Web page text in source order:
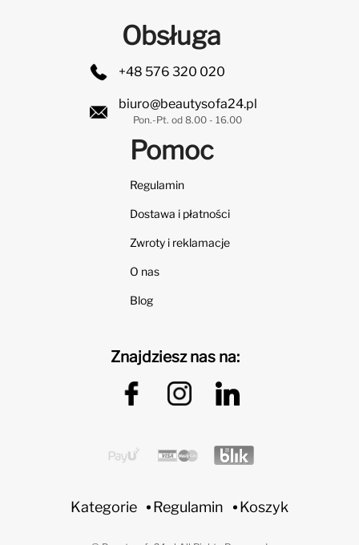
Obsługa
+48 576 320 020
biuro@beautysofa24.pl
Pon.-Pt. od 8.00 - 16.00
Pomoc
Regulamin
Dostawa i płatności
Zwroty i reklamacje
O nas
Blog
Znajdziesz nas na:
Kategorie Regulamin Koszyk